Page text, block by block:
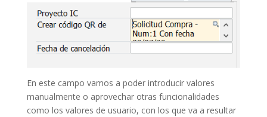
En este campo vamos a poder introducir valores
manualmente o aprovechar otras funcionalidades
como los valores de usuario, con los que va a resultar